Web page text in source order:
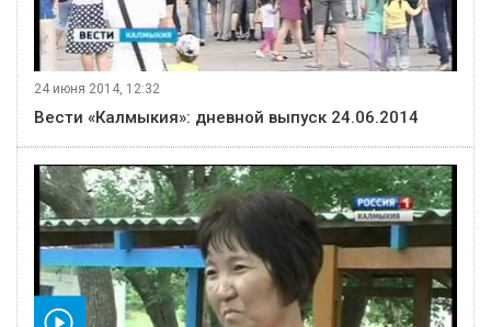
24 июня 2014, 12:32
Вести «Калмыкия»: дневной выпуск 24.06.2014